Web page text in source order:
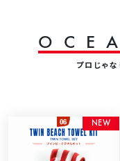
O C E A
プロじゃな
N EW